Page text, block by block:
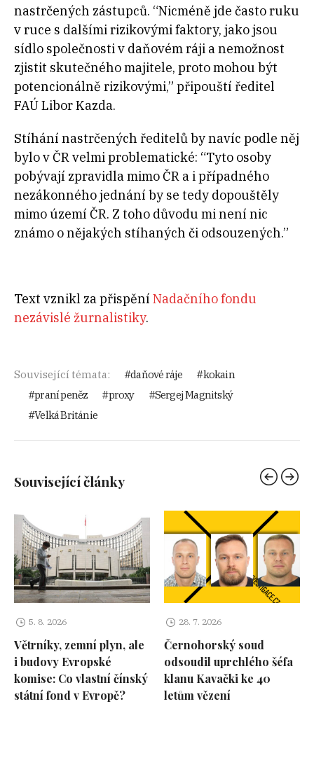
nastrčených zástupců. “Nicméně jde často ruku
v ruce s dalšími rizikovými faktory, jako jsou
sídlo společnosti v daňovém ráji a nemožnost
zjistit skutečného majitele, proto mohou být
potencionálně rizikovými,” připouští ředitel
FAÚ Libor Kazda.
Stíhání nastrčených ředitelů by navíc podle něj
bylo v ČR velmi problematické: “Tyto osoby
pobývají zpravidla mimo ČR a i případného
nezákonného jednání by se tedy dopouštěly
mimo území ČR. Z toho důvodu mi není nic
známo o nějakých stíhaných či odsouzených.”
Text vznikl za přispění Nadačního fondu
nezávislé žurnalistiky.
Související témata: daňové ráje
kokain
praní peněz
proxy
Sergej Magnitský
Velká Británie
Související články
5. 8. 2026
Větrníky, zemní plyn, ale
i budovy Evropské
komise: Co vlastní čínský
státní fond v Evropě?
28. 7. 2026
Černohorský soud
odsoudil uprchlého šéfa
klanu Kavački ke 40
letům vězení